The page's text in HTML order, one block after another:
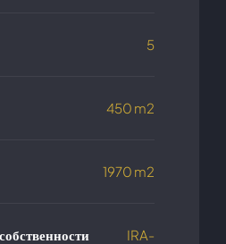
5
450 m2
1970 m2
IRA-